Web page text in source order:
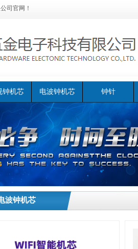
司官网！
钟机芯 电波钟机芯 钟针
波钟机芯